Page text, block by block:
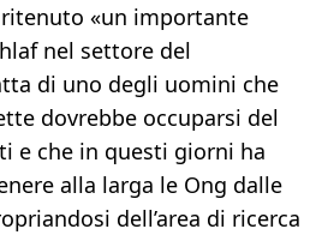
«un importante
nel settore del
di uno degli uomini che
dovrebbe occuparsi del
e che in questi giorni ha
alla larga le Ong dalle
dell’area di ricerca